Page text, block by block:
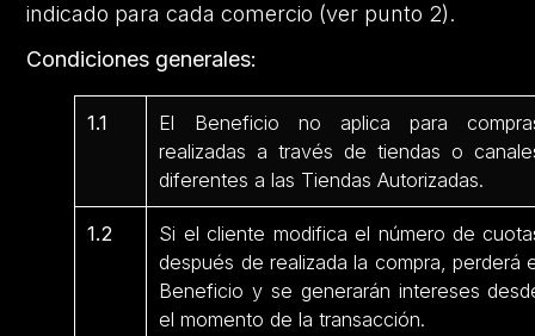
indicado para cada comercio (ver punto 2).
Condiciones generales:
1.1
El Beneficio no aplica para
realizadas a través de tiendas o
diferentes a las Tiendas Autorizadas.
1.2
Si el cliente modifica el número de
después de realizada la compra, perderá
Beneficio y se generarán intereses
el momento de la transacción.